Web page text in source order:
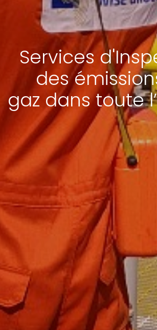
Services
des
gaz dans toute